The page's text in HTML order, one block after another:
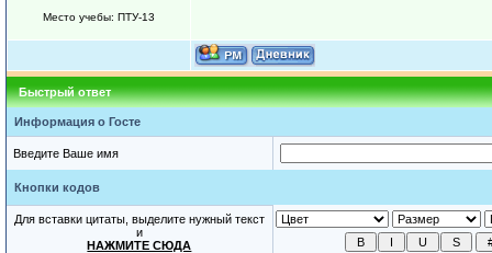
Место учебы: ПТУ-13
Быстрый ответ
Информация о Госте
Введите Ваше имя
Кнопки кодов
Для вставки цитаты, выделите нужный текст
и
НАЖМИТЕ СЮДА